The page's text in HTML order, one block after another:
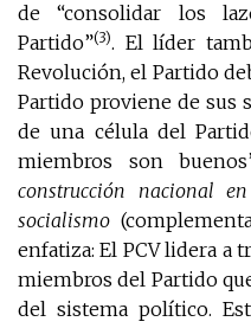
de “consolidar los
Partido”(3). El líder
Revolución, el Partido
Partido proviene de sus
de una célula del
miembros son
construcción nacional
socialismo
enfatiza: El PCV lidera a
miembros del Partido
del sistema político.